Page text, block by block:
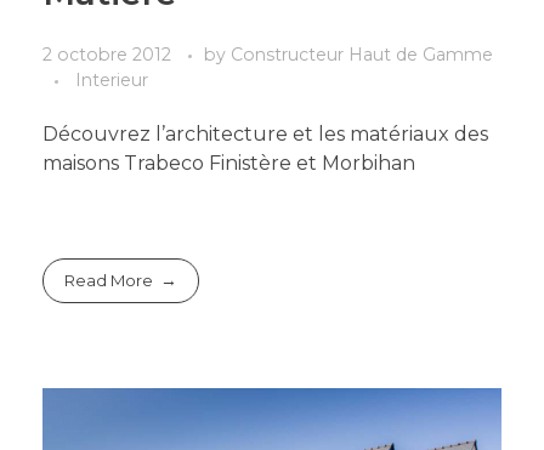
2 octobre 2012 by Constructeur Haut de Gamme
Interieur
Découvrez l’architecture et les matériaux des
maisons Trabeco Finistère et Morbihan
Read More